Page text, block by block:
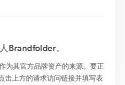
Brandfolder。
为其官方品牌资产的来源。要正
击上方的请求访问链接并填写表